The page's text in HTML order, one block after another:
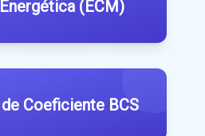
(ECM)
Coeficiente BCS